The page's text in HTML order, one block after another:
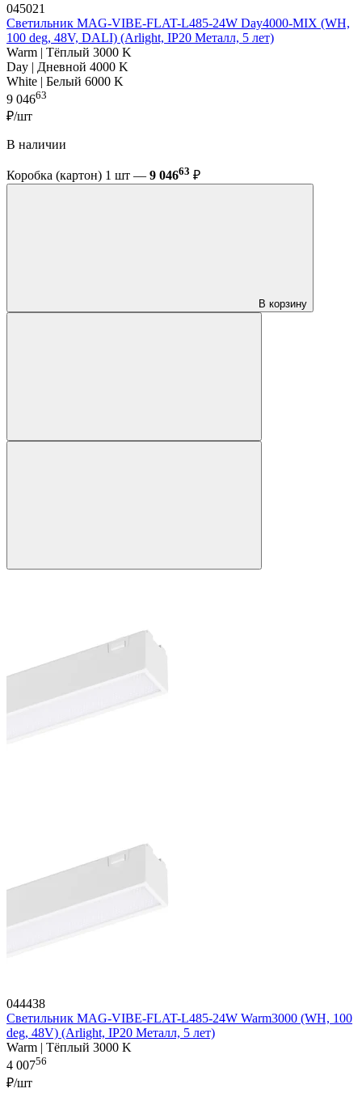
045021
Светильник MAG-VIBE-FLAT-L485-24W Day4000-MIX (WH,
100 deg, 48V, DALI) (Arlight, IP20 Металл, 5 лет)
Warm | Тёплый 3000 K
Day | Дневной 4000 K
White | Белый 6000 K
9 04663
₽/шт
В наличии
Коробка (картон) 1 шт — 9 04663 ₽
В корзину
044438
Светильник MAG-VIBE-FLAT-L485-24W Warm3000 (WH, 100
deg, 48V) (Arlight, IP20 Металл, 5 лет)
Warm | Тёплый 3000 K
4 00756
₽/шт